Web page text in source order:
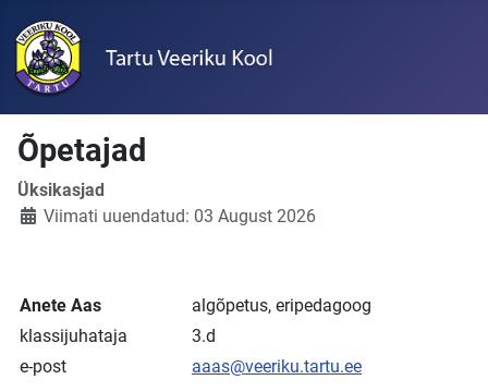
Õpetajad
Üksikasjad
Viimati uuendatud: 03 August 2026
Anete Aas
algõpetus, eripedagoog
klassijuhataja
3.d
e-post
aaas@veeriku.tartu.ee